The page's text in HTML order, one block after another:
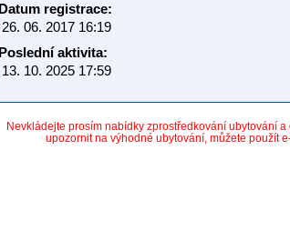
Datum registrace:
26. 06. 2017 16:19
Poslední aktivita:
13. 10. 2025 17:59
Nevkládejte prosím nabídky zprostředkování ubytování
upozornit na výhodné ubytování, můžete použít